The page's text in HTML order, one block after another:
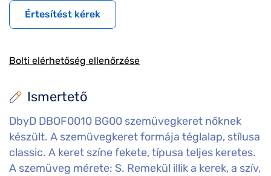
Ismertető
DbyD DBOF0010 BG00 szemüvegkeret nőknek
készült. A szemüvegkeret formája téglalap, stílusa
classic. A keret színe fekete, típusa teljes keretes.
A szemüveg mérete: S. Remekül illik a kerek, a szív,
Értesítést kérek
Bolti elérhetőség ellenőrzése